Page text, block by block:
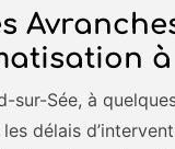
Sée, à
délais